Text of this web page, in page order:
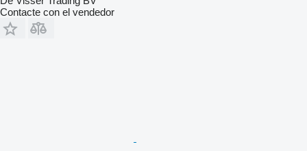
Contacte con el vendedor